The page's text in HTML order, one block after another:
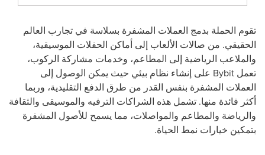
تقوم الحملة بدمج العملات المشفرة بسلاسة في تجارب العالم
الحقيقي. من صالات الألعاب إلى أماكن الحفلات الموسيقية،
والملاعب الرياضية إلى المطاعم، وخدمات مشاركة الركوب،
تعمل Bybit على إنشاء نظام بيئي حيث يمكن الوصول إلى
العملات المشفرة بنفس القدر من طرق الدفع التقليدية، وربما
أكثر فائدة منها. تشمل هذه الشراكات الترفيه والموسيقى والثقافة
والرياضة والمطاعم والمواصلات، مما يسمح للأصول المشفرة
بتمكين خيارات نمط الحياة.